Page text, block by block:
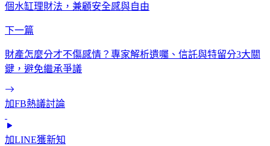
個水缸理財法，兼顧安全感與自由
下一篇
財產怎麼分才不傷感情？專家解析遺囑、信託與特留分3大關
鍵，避免繼承爭議
加FB熱議討論
加LINE獲新知